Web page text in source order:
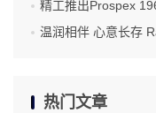
精工推出Prospex
温润相伴 心意长存
热门文章